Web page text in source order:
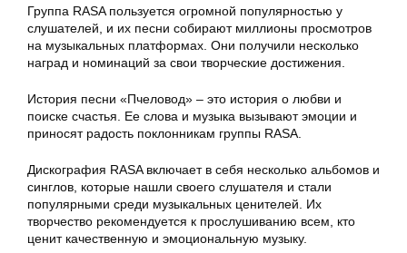
Группа RASA пользуется огромной популярностью у
слушателей, и их песни собирают миллионы просмотров
на музыкальных платформах. Они получили несколько
наград и номинаций за свои творческие достижения.
История песни «Пчеловод» – это история о любви и
поиске счастья. Ее слова и музыка вызывают эмоции и
приносят радость поклонникам группы RASA.
Дискография RASA включает в себя несколько альбомов и
синглов, которые нашли своего слушателя и стали
популярными среди музыкальных ценителей. Их
творчество рекомендуется к прослушиванию всем, кто
ценит качественную и эмоциональную музыку.